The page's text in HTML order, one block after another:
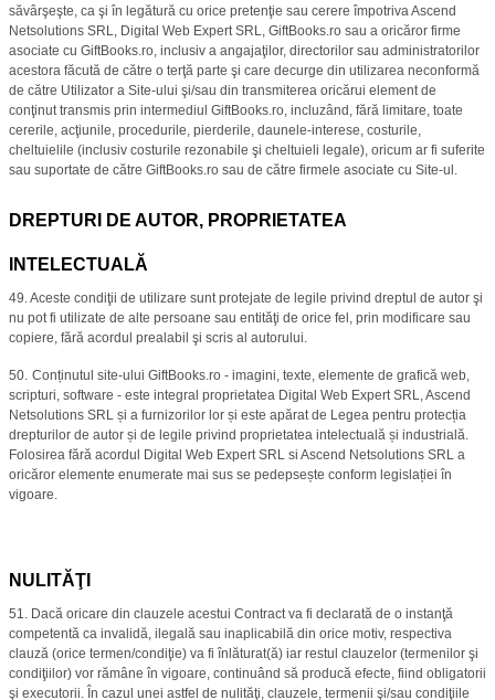
săvârşeşte, ca şi în legătură cu orice pretenţie sau cerere împotriva Ascend
Netsolutions SRL, Digital Web Expert SRL, GiftBooks.ro sau a oricăror firme
asociate cu GiftBooks.ro, inclusiv a angajaţilor, directorilor sau administratorilor
acestora făcută de către o terţă parte şi care decurge din utilizarea neconformă
de către Utilizator a Site-ului şi/sau din transmiterea oricărui element de
conţinut transmis prin intermediul GiftBooks.ro, incluzând, fără limitare, toate
cererile, acţiunile, procedurile, pierderile, daunele-interese, costurile,
cheltuielile (inclusiv costurile rezonabile şi cheltuieli legale), oricum ar fi suferite
sau suportate de către GiftBooks.ro sau de către firmele asociate cu Site-ul.
DREPTURI DE AUTOR, PROPRIETATEA
INTELECTUALĂ
49. Aceste condiţii de utilizare sunt protejate de legile privind dreptul de autor şi
nu pot fi utilizate de alte persoane sau entităţi de orice fel, prin modificare sau
copiere, fără acordul prealabil şi scris al autorului.
50. Conținutul site-ului GiftBooks.ro - imagini, texte, elemente de grafică web,
scripturi, software - este integral proprietatea Digital Web Expert SRL, Ascend
Netsolutions SRL și a furnizorilor lor și este apărat de Legea pentru protecția
drepturilor de autor și de legile privind proprietatea intelectuală și industrială.
Folosirea fără acordul Digital Web Expert SRL si Ascend Netsolutions SRL a
oricăror elemente enumerate mai sus se pedepsește conform legislației în
vigoare.
NULITĂŢI
51. Dacă oricare din clauzele acestui Contract va fi declarată de o instanţă
competentă ca invalidă, ilegală sau inaplicabilă din orice motiv, respectiva
clauză (orice termen/condiţie) va fi înlăturat(ă) iar restul clauzelor (termenilor şi
condiţiilor) vor rămâne în vigoare, continuând să producă efecte, fiind obligatorii
şi executorii. În cazul unei astfel de nulităţi, clauzele, termenii şi/sau condiţiile